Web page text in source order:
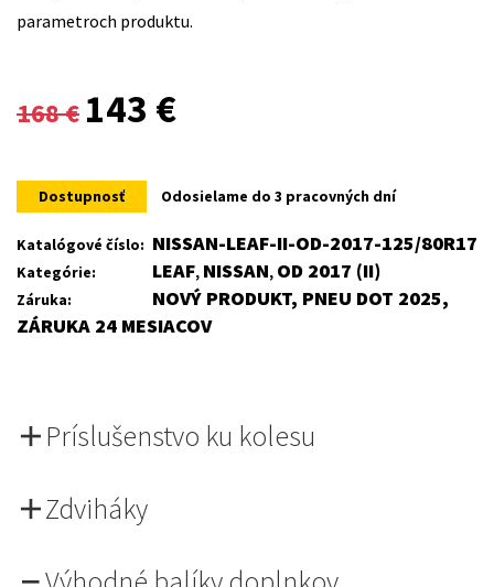
parametroch produktu.
168€
Original
was:
168 €.
143 €
is:
143 €.
Dostupnosť Odosielame do 3 pracovných dní
Katalógové číslo: NISSAN-LEAF-II-OD-2017-125/80R17
Kategórie: LEAF, NISSAN, OD 2017 (II)
Záruka:
NOVÝ PRODUKT, PNEU DOT 2025,
ZÁRUKA 24 MESIACOV
Príslušenstvo ku kolesu
Zdviháky